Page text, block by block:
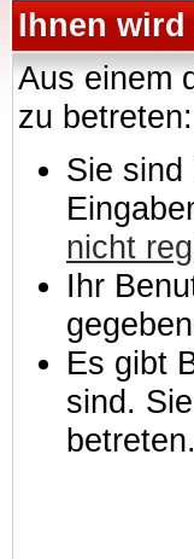
Ihnen
Aus einem
zu betreten:
Sie sind
nicht
Ihr
Es gibt
sind.
betreten.